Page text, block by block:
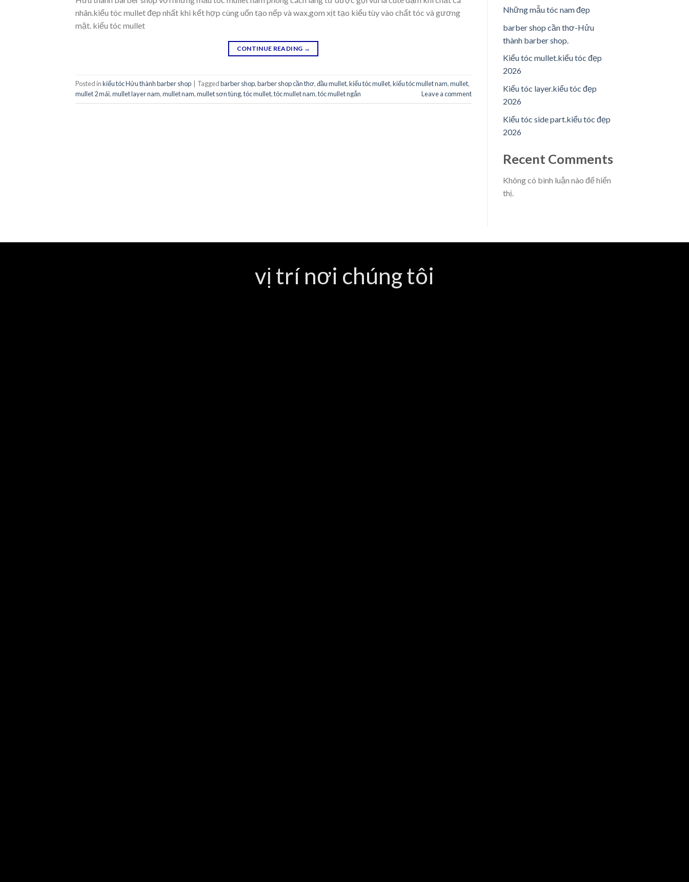
nhân.kiểu tóc mullet đẹp nhất khi kết hợp cùng uốn tạo nếp và wax,gom xịt tạo kiểu tùy vào chất tóc và gương
mặt. kiểu tóc mullet
CONTINUE READING →
Posted inkiểu tóc Hửu thành barber shop Taggedbarber shop,barber shop cần thơ,đầu mullet,kiểu tóc mullet,kiểu tóc mullet nam,mullet,
mullet 2 mái,mullet layer nam,mullet nam,mullet sơn tùng,tóc mullet,tóc mullet nam,tóc mullet ngắn Leave a comment
Những mẫu tóc nam đẹp
barber shop cần thơ-Hửu
thành barber shop.
Kiểu tóc mullet.kiểu tóc đẹp
2026
Kiểu tóc layer.kiểu tóc đẹp
2026
Kiểu tóc side part.kiểu tóc đẹp
2026
Recent Comments
Không có bình luận nào để hiển
thị.
vị trí nơi chúng tôi